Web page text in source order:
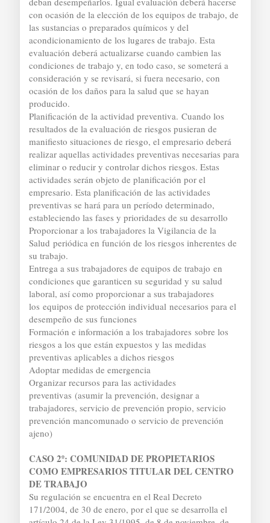
con ocasión de la elección de los equipos de trabajo, de
las sustancias o preparados químicos y del
acondicionamiento de los lugares de trabajo. Esta
evaluación deberá actualizarse cuando cambien las
condiciones de trabajo y, en todo caso, se someterá a
consideración y se revisará, si fuera necesario, con
ocasión de los daños para la salud que se hayan
producido.
Planificación de la actividad preventiva. Cuando los
resultados de la evaluación de riesgos pusieran de
manifiesto situaciones de riesgo, el empresario deberá
realizar aquellas actividades preventivas necesarias para
eliminar o reducir y controlar dichos riesgos. Estas
actividades serán objeto de planificación por el
empresario. Esta planificación de las actividades
preventivas se hará para un período determinado,
estableciendo las fases y prioridades de su desarrollo
Proporcionar a los trabajadores la Vigilancia de la
Salud periódica en función de los riesgos inherentes de
su trabajo.
Entrega a sus trabajadores de equipos de trabajo en
condiciones que garanticen su seguridad y su salud
laboral, así como proporcionar a sus trabajadores
los equipos de protección individual necesarios para el
desempeño de sus funciones
Formación e información a los trabajadores sobre los
riesgos a los que están expuestos y las medidas
preventivas aplicables a dichos riesgos
Adoptar medidas de emergencia
Organizar recursos para las actividades
preventivas (asumir la prevención, designar a
trabajadores, servicio de prevención propio, servicio
prevención mancomunado o servicio de prevención
ajeno)
CASO 2º: COMUNIDAD DE PROPIETARIOS
COMO EMPRESARIOS TITULAR DEL CENTRO
DE TRABAJO
Su regulación se encuentra en el Real Decreto
171/2004, de 30 de enero, por el que se desarrolla el